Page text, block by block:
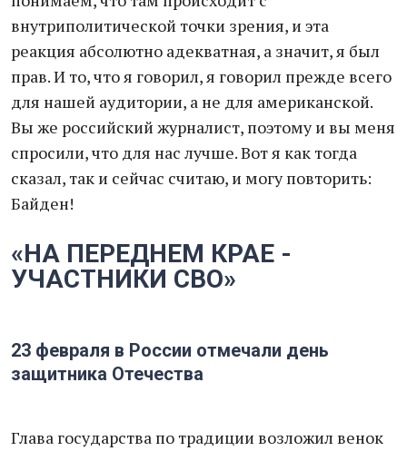
внутриполитической точки зрения, и эта
реакция абсолютно адекватная, а значит, я был
прав. И то, что я говорил, я говорил прежде всего
для нашей аудитории, а не для американской.
Вы же российский журналист, поэтому и вы меня
спросили, что для нас лучше. Вот я как тогда
сказал, так и сейчас считаю, и могу повторить:
Байден!
«НА ПЕРЕДНЕМ КРАЕ -
УЧАСТНИКИ СВО»
23 февраля в России отмечали день
защитника Отечества
Глава государства по традиции возложил венок